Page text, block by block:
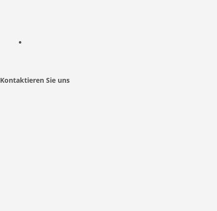
Kontaktieren Sie uns